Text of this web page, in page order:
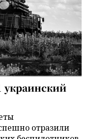
украинский
отразили